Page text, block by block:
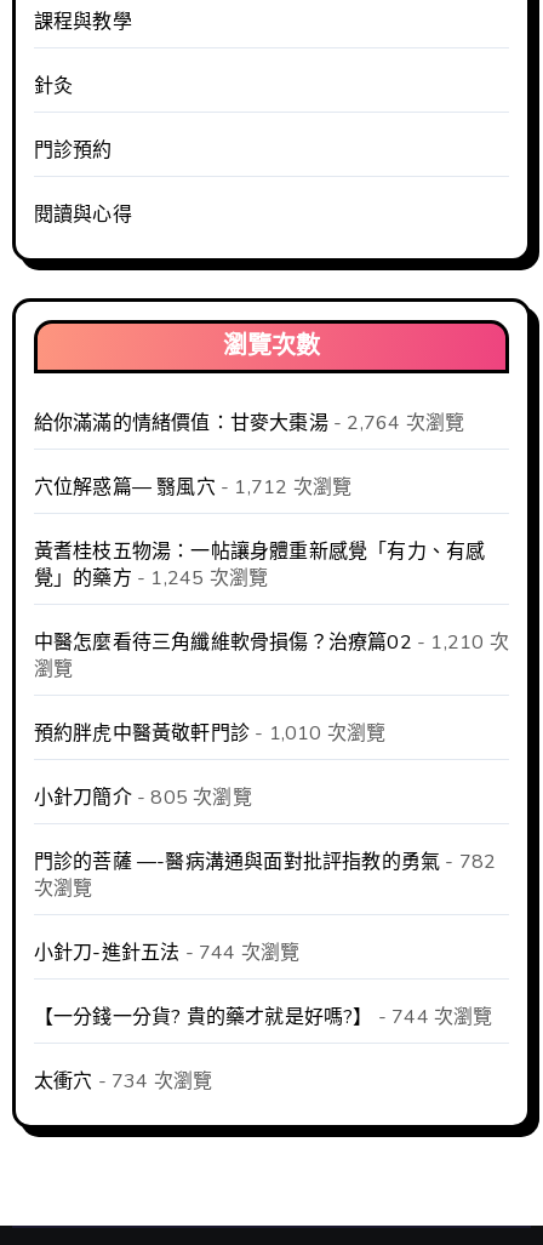
課程與教學
針灸
門診預約
閱讀與心得
瀏覽次數
給你滿滿的情緒價值：甘麥大棗湯- 2,764 次瀏覽
穴位解惑篇— 翳風穴 - 1,712 次瀏覽
黃耆桂枝五物湯：一帖讓身體重新感覺「有力、有感
覺」的藥方 - 1,245 次瀏覽
中醫怎麼看待三角纖維軟骨損傷？治療篇02 - 1,210 次
瀏覽
預約胖虎中醫黃敬軒門診- 1,010 次瀏覽
小針刀簡介- 805 次瀏覽
門診的菩薩 —-醫病溝通與面對批評指教的勇氣 - 782
次瀏覽
小針刀-進針五法 - 744 次瀏覽
【一分錢一分貨? 貴的藥才就是好嗎?】 - 744 次瀏覽
太衝穴 - 734 次瀏覽